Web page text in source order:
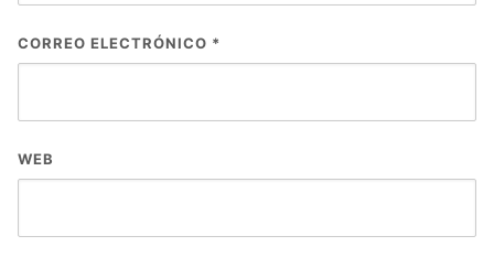
CORREO ELECTRÓNICO *
WEB